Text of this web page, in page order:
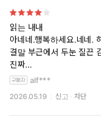
읽는 내내
아네네.행복하세요.네네.
결말 부근에서 두눈 질끈
진짜
진짜어떡하냐..................
alf***
2026.05.19 신고 차단